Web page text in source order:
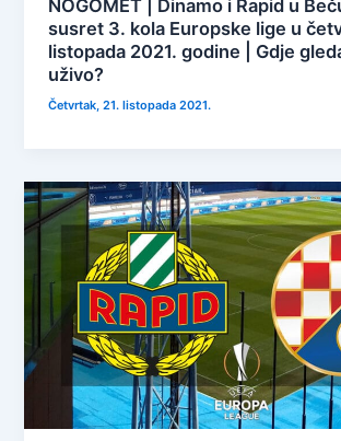
NOGOMET | Dinamo i Rapid u
susret 3. kola Europske lige u
listopada 2021. godine | Gdje
uživo?
Četvrtak, 21. listopada 2021.